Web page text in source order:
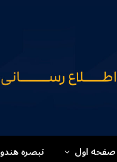
صفحه اول تبصره